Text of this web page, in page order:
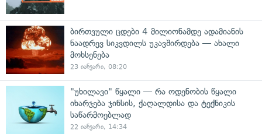
ბირთვული ცდები 4 მილიონამდე ადამიანის
ნაადრევ სიკვდილს უკავშირდება — ახალი
მოხსენება
23 იანვარი, 08:20
"უხილავი" წყალი — რა ოდენობის წყალი
იხარჯება ჯინსის, ქაღალდისა და ტექნიკის
საწარმოებლად
22 იანვარი, 14:34